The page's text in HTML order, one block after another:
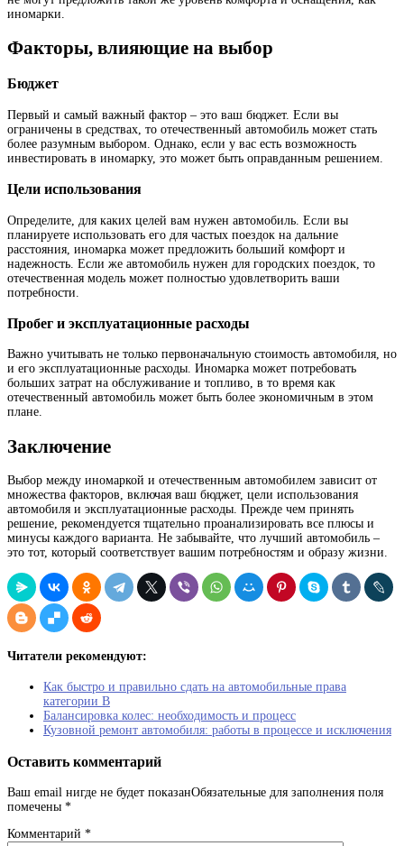
иномарки.
Факторы, влияющие на выбор
Бюджет
Первый и самый важный фактор – это ваш бюджет. Если вы
ограничены в средствах, то отечественный автомобиль может стать
более разумным выбором. Однако, если у вас есть возможность
инвестировать в иномарку, это может быть оправданным решением.
Цели использования
Определите, для каких целей вам нужен автомобиль. Если вы
планируете использовать его для частых поездок на дальние
расстояния, иномарка может предложить больший комфорт и
надежность. Если же автомобиль нужен для городских поездок, то
отечественная модель может полностью удовлетворить ваши
потребности.
Пробег и эксплуатационные расходы
Важно учитывать не только первоначальную стоимость автомобиля, но
и его эксплуатационные расходы. Иномарка может потребовать
больших затрат на обслуживание и топливо, в то время как
отечественный автомобиль может быть более экономичным в этом
плане.
Заключение
Выбор между иномаркой и отечественным автомобилем зависит от
множества факторов, включая ваш бюджет, цели использования
автомобиля и эксплуатационные расходы. Прежде чем принять
решение, рекомендуется тщательно проанализировать все плюсы и
минусы каждого варианта. Не забывайте, что лучший автомобиль –
это тот, который соответствует вашим потребностям и образу жизни.
Читатели рекомендуют:
Как быстро и правильно сдать на автомобильные права
категории В
Балансировка колес: необходимость и процесс
Кузовной ремонт автомобиля: работы в процессе и исключения
Оставить комментарий
Ваш email нигде не будет показанОбязательные для заполнения поля
помечены *
Комментарий *